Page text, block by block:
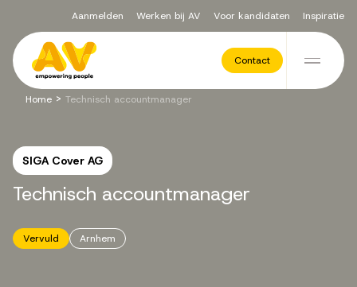
Ga naar de inhoud
Aanmelden Werken bij AV Voor kandidaten Inspiratie
Contact
Voor opdrachtgevers
Executive Search
Recruitment Services
Home > Technisch accountmanager
SIGA Cover AG
Technisch accountmanager
Vervuld Arnhem